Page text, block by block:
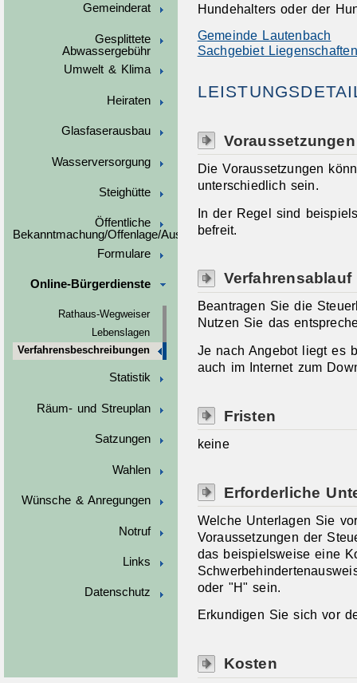
Gemeinderat
Gesplittete
Abwassergebühr
Umwelt & Klima
Heiraten
Glasfaserausbau
Wasserversorgung
Steighütte
Öffentliche
Bekanntmachung/Offenlage/Ausschreibungen
Formulare
Online-Bürgerdienste
Rathaus-Wegweiser
Lebenslagen
Verfahrensbeschreibungen
Statistik
Räum- und Streuplan
Satzungen
Wahlen
Wünsche & Anregungen
Notruf
Links
Datenschutz
Hundehalters oder der
Gemeinde Lautenbach
Sachgebiet
Voraussetzungen
Die Voraussetzungen
unterschiedlich sein.
In der Regel sind
befreit.
Verfahrensablauf
Beantragen Sie die
Nutzen Sie das
Je nach Angebot liegt es
auch im Internet zum
Fristen
keine
Erforderliche
Welche Unterlagen Sie
Voraussetzungen der
das beispielsweise eine
oder "H" sein.
Erkundigen Sie sich vor
Kosten